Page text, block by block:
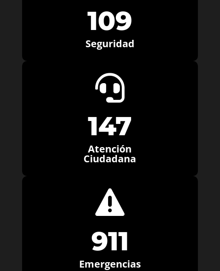
109
Seguridad

147
Atención
Ciudadana

911
Emergencias